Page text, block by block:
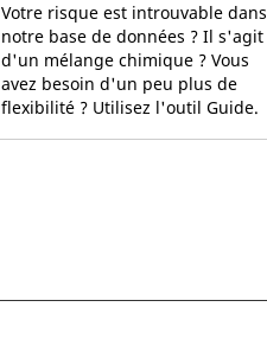
Votre risque est introuvable dans
notre base de données ? Il s'agit
d'un mélange chimique ? Vous
avez besoin d'un peu plus de
flexibilité ? Utilisez l'outil Guide.